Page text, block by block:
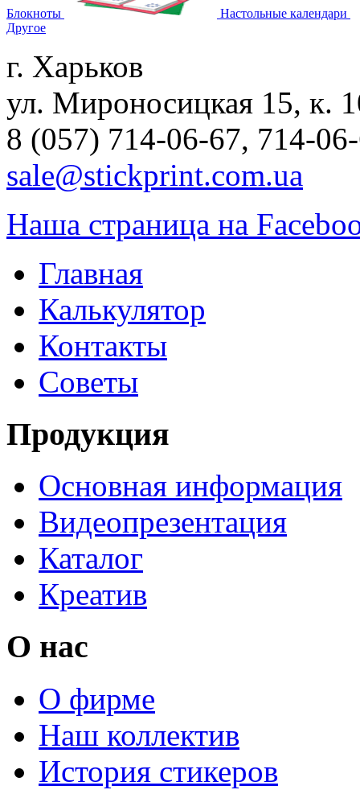
Блокноты
Настольные календари
Другое
г. Харьков
ул. Мироносицкая 15, к.
8 (057) 714-06-67, 714-
sale@stickprint.com.ua
Наша страница на
Главная
Калькулятор
Контакты
Советы
Продукция
Основная информация
Видеопрезентация
Каталог
Креатив
О нас
О фирме
Наш коллектив
История стикеров